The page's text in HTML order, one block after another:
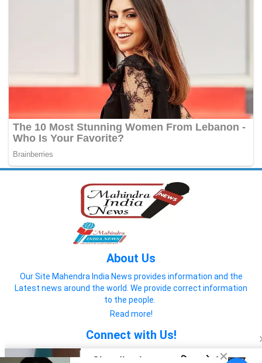
About Us
Our Site Mahendra India News provides information and the
Latest news around the world. We provide correct information
to the people.
Read more!
Connect with Us!